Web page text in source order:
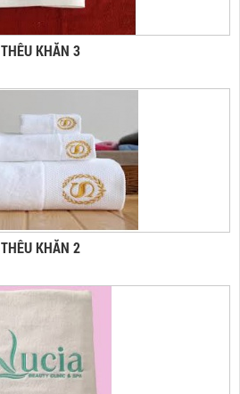
THÊU KHĂN 3
THÊU KHĂN 2